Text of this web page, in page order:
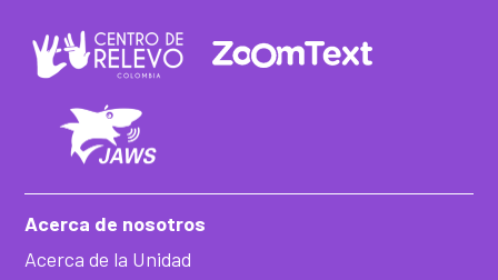
Acerca de nosotros
Acerca de la Unidad